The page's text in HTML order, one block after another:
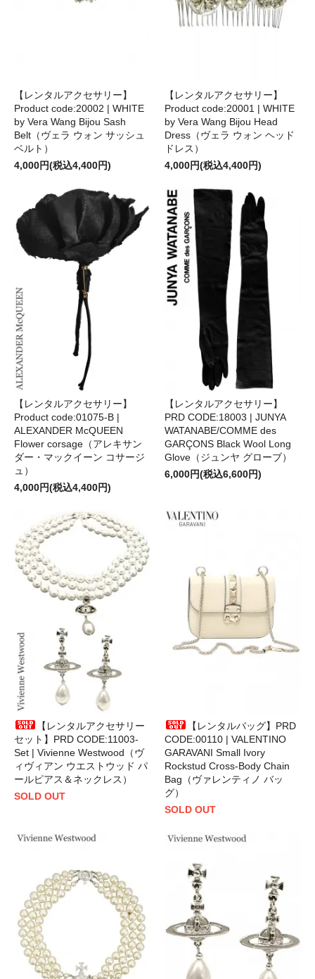
【レンタルアクセサリー】
Product code:20002 | WHITE
by Vera Wang Bijou Sash
Belt（ヴェラ ウォン サッシュ
ベルト）
4,000円(税込4,400円)
【レンタルアクセサリー】
Product code:20001 | WHITE
by Vera Wang Bijou Head
Dress（ヴェラ ウォン ヘッド
ドレス）
4,000円(税込4,400円)
【レンタルアクセサリー】
Product code:01075-B |
ALEXANDER McQUEEN
Flower corsage（アレキサン
ダー・マックイーン コサージ
ュ）
4,000円(税込4,400円)
【レンタルアクセサリー】
PRD CODE:18003 | JUNYA
WATANABE/COMME des
GARÇONS Black Wool Long
Glove（ジュンヤ グローブ）
6,000円(税込6,600円)
【レンタルアクセサリー
セット】PRD CODE:11003-
Set | Vivienne Westwood（ヴ
ィヴィアン ウエストウッド パ
ールピアス＆ネックレス）
SOLD OUT
【レンタルバッグ】PRD
CODE:00110 | VALENTINO
GARAVANI Small Ivory
Rockstud Cross-Body Chain
Bag（ヴァレンティノ バッ
グ）
SOLD OUT